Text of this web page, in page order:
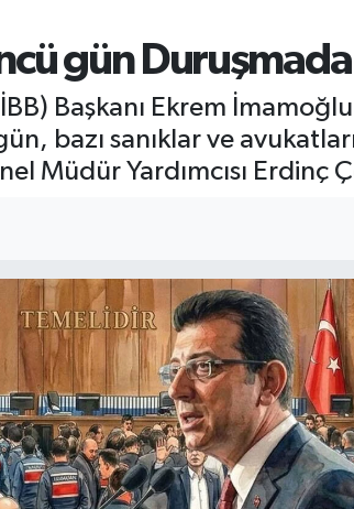
gün
Başkanı Ekrem
bazı sanıklar ve
Müdür Yardımcısı Erdinç